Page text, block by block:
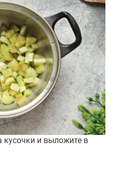
кусочки и выложите в